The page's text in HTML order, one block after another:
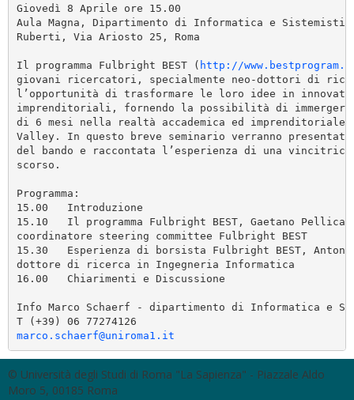
Giovedì 8 Aprile ore 15.00
Aula Magna, Dipartimento di Informatica e
Ruberti, Via Ariosto 25, Roma
Il programma Fulbright BEST ( http://
giovani ricercatori, specialmente neo-dottori di
l’opportunità di trasformare le loro idee in
imprenditoriali, fornendo la possibilità di
di 6 mesi nella realtà accademica ed
Valley. In questo breve seminario verranno
del bando e raccontata l’esperienza di una vincitrice
scorso.
Programma:
15.00   Introduzione
15.10   Il programma Fulbright BEST, Gaetano
coordinatore steering committee Fulbright BEST
15.30   Esperienza di borsista Fulbright BEST,
dottore di ricerca in Ingegneria Informatica
16.00   Chiarimenti e Discussione
Info Marco Schaerf - dipartimento di Informatica e
T (+39) 06 77274126
marco.schaerf@uniroma1.it
© Università degli Studi di Roma "La Sapienza" - Piazzale Aldo
Moro 5, 00185 Roma